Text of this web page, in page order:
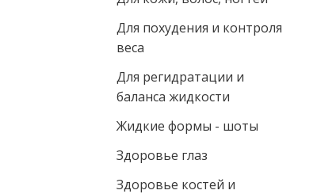
Для похудения и контроля
веса
Для регидратации и
баланса жидкости
Жидкие формы - шoты
Здоровье глаз
Здоровье костей и